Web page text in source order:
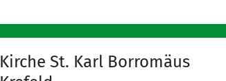
Kirche St. Karl Borromäus